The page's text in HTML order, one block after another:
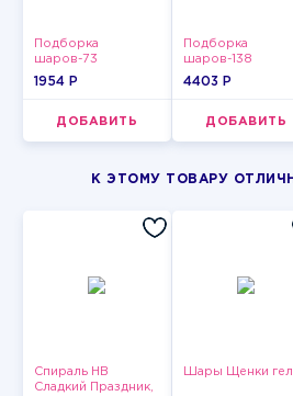
Подборка
шаров-73
1954 P
ДОБАВИТЬ
Подборка
шаров-138
4403 P
ДОБАВИТЬ
К ЭТОМУ ТОВАРУ
Спираль HB
Сладкий Праздник,
Шары Щенки